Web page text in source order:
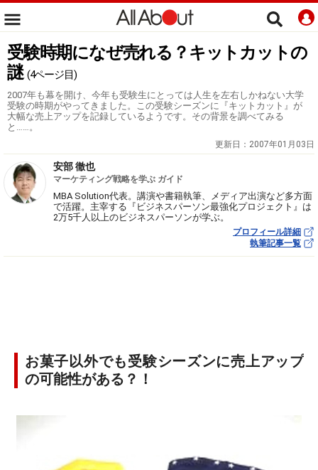
受験時期になぜ売れる？キットカットの
謎 (4ページ目)
2007年も幕を開け、今年も受験生にとっては人生を左右しかねない大学
受験の時期がやってきました。この受験シーズンに『キットカット』が
大幅な売上アップを記録しているようです。その背景を調べてみる
と……。
更新日： 2007年01月03日
安部 徹也
マーケティング戦略を学ぶ ガイド
MBA Solution代表。講演や書籍執筆、メディア出演など多方面
で活躍。主宰する『ビジネスパーソン最強化プロジェクト』は
2万5千人以上のビジネスパーソンが学ぶ。
プロフィール詳細
執筆記事一覧
お菓子以外でも受験シーズンに売上アップ
の可能性がある？！